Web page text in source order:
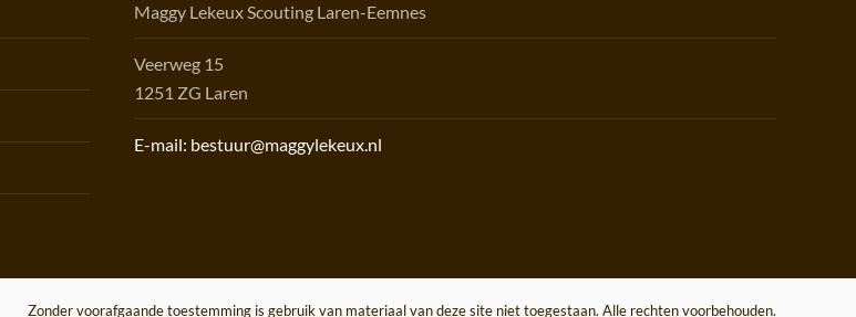
Maggy Lekeux Scouting Laren-Eemnes
Veerweg 15
1251 ZG Laren
E-mail: bestuur@maggylekeux.nl
Zonder voorafgaande toestemming is gebruik van materiaal van deze site niet toegestaan. Alle rechten voorbehouden.